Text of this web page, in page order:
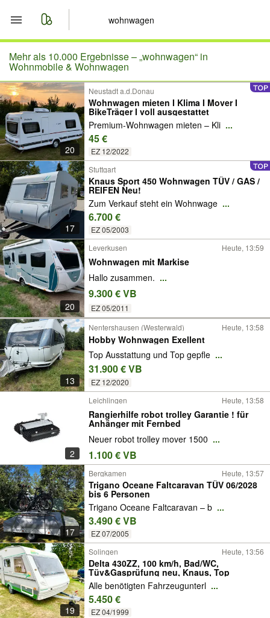
Start
Merkliste
Nachrichten
Anzeige aufgeben
Mehr als 10.000 Ergebnisse –„wohnwagen“ in
Wohnmobile & Wohnwagen
20
Neustadt a.d.Donau
Wohnwagen mieten I Klima I Mover I
BikeTräger I voll ausgestattet
Premium-Wohnwagen mieten – Kli ...
45 €
EZ 12/2022
17
Stuttgart
Knaus Sport 450 Wohnwagen TÜV / GAS /
REIFEN Neu!
Zum Verkauf steht ein Wohnwage ...
6.700 €
EZ 05/2003
20
Leverkusen Heute, 13:59
Wohnwagen mit Markise
Hallo zusammen. ...
9.300 € VB
EZ 05/2011
13
Nentershausen (Westerwald) Heute, 13:58
Hobby Wohnwagen Exellent
Top Ausstattung und Top gepfle ...
31.900 € VB
EZ 12/2020
2
Leichlingen Heute, 13:58
Rangierhilfe robot trolley Garantie ! für
Anhänger mit Fernbed
Neuer robot trolley mover 1500 ...
1.100 € VB
17
Bergkamen Heute, 13:57
Trigano Oceane Faltcaravan TÜV 06/2028
bis 6 Personen
Trigano Oceane Faltcaravan – b ...
3.490 € VB
EZ 07/2005
19
Solingen Heute, 13:56
Delta 430ZZ, 100 km/h, Bad/WC,
Tüv&Gasprüfung neu, Knaus, Top
Alle benötigten Fahrzeugunterl ...
5.450 €
EZ 04/1999